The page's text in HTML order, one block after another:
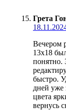
Грета
Вечером
13х18
понятно.
быстро.
дней уже
цвета
вернусь